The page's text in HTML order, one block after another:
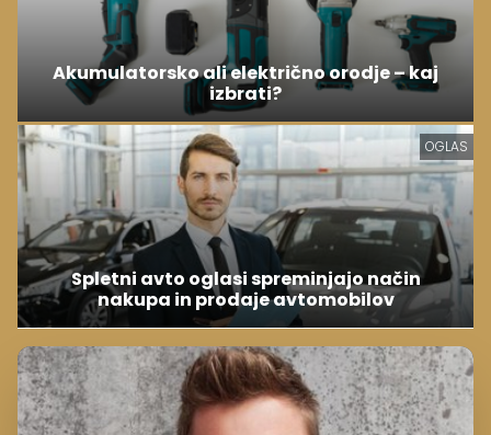
Akumulatorsko ali električno orodje – kaj
izbrati?
OGLAS
Spletni avto oglasi spreminjajo način
nakupa in prodaje avtomobilov